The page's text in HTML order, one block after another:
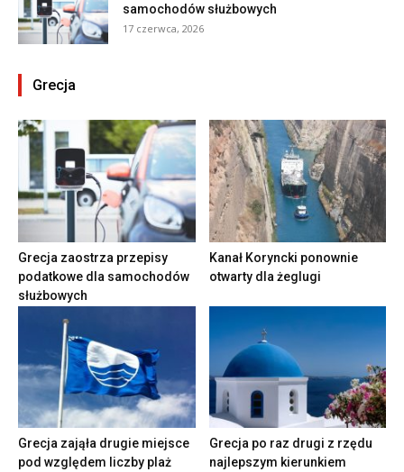
samochodów służbowych
17 czerwca, 2026
Grecja
Grecja zaostrza przepisy
podatkowe dla samochodów
służbowych
Kanał Koryncki ponownie
otwarty dla żeglugi
Grecja zająła drugie miejsce
pod względem liczby plaż
Grecja po raz drugi z rzędu
najlepszym kierunkiem